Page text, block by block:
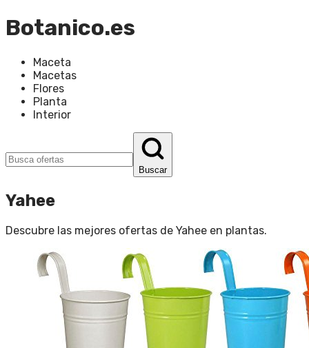
Botanico.es
Maceta
Macetas
Flores
Planta
Interior
Buscar
Yahee
Descubre las mejores ofertas de Yahee en plantas.